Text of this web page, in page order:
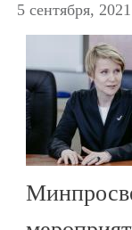
5 сентября,